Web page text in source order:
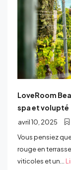
LoveRoom
spa et volupté
avril 10, 2025
Vous pensiez
rouge en
viticoles et un...